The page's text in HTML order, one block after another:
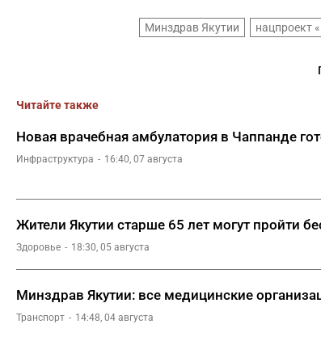
Минздрав Якутии нацпроект
Читайте также
Новая врачебная амбулатория в Чаппанде
Инфраструктура 16:40, 07 августа
Жители Якутии старше 65 лет могут пройти
Здоровье 18:30, 05 августа
Минздрав Якутии: все медицинские
Транспорт 14:48, 04 августа